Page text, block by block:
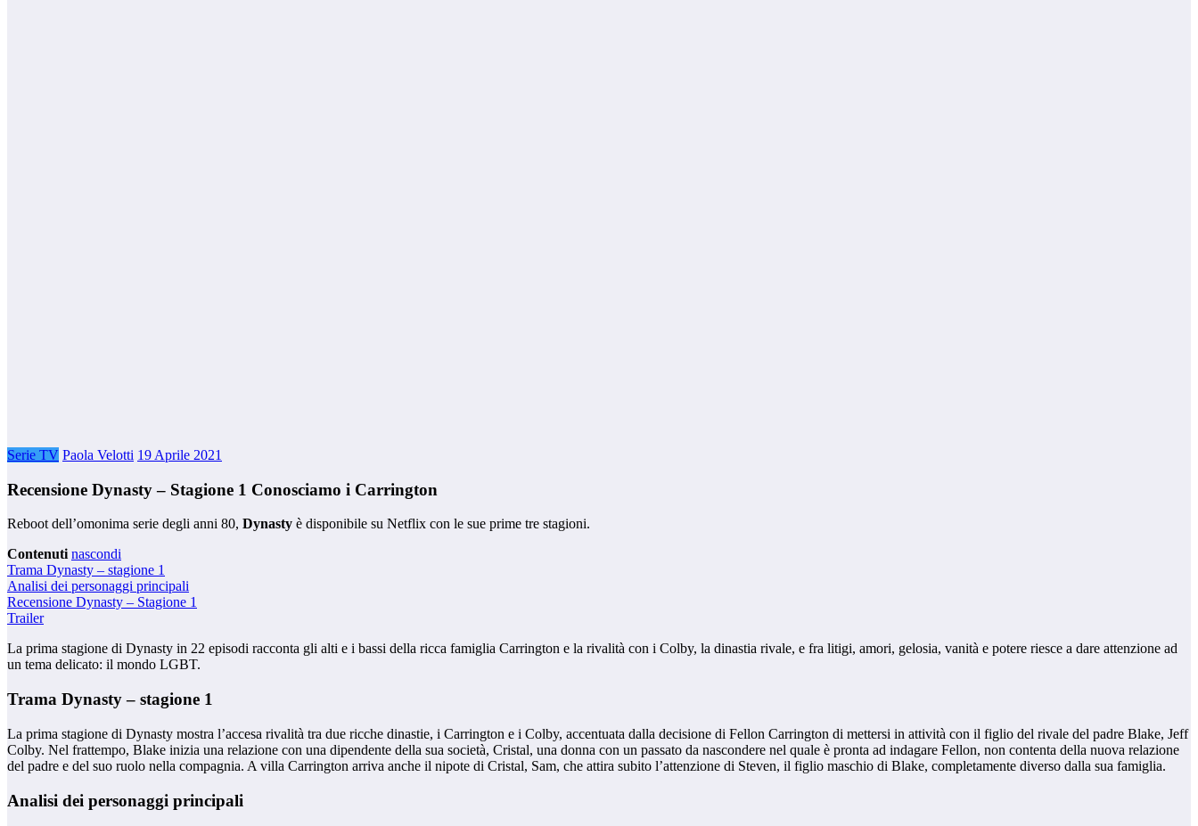
Serie TV Paola Velotti 19 Aprile 2021
Recensione Dynasty – Stagione 1 Conosciamo i Carrington
Reboot dell’omonima serie degli anni 80, Dynasty è disponibile su Netflix con le sue prime tre stagioni.
Contenuti nascondi
Trama Dynasty – stagione 1
Analisi dei personaggi principali
Recensione Dynasty – Stagione 1
Trailer
La prima stagione di Dynasty in 22 episodi racconta gli alti e i bassi della ricca famiglia Carrington e la rivalità con i Colby, la dinastia rivale, e fra litigi, amori, gelosia, vanità e potere riesce a dare attenzione ad
un tema delicato: il mondo LGBT.
Trama Dynasty – stagione 1
La prima stagione di Dynasty mostra l’accesa rivalità tra due ricche dinastie, i Carrington e i Colby, accentuata dalla decisione di Fellon Carrington di mettersi in attività con il figlio del rivale del padre Blake, Jeff
Colby. Nel frattempo, Blake inizia una relazione con una dipendente della sua società, Cristal, una donna con un passato da nascondere nel quale è pronta ad indagare Fellon, non contenta della nuova relazione
del padre e del suo ruolo nella compagnia. A villa Carrington arriva anche il nipote di Cristal, Sam, che attira subito l’attenzione di Steven, il figlio maschio di Blake, completamente diverso dalla sua famiglia.
Analisi dei personaggi principali